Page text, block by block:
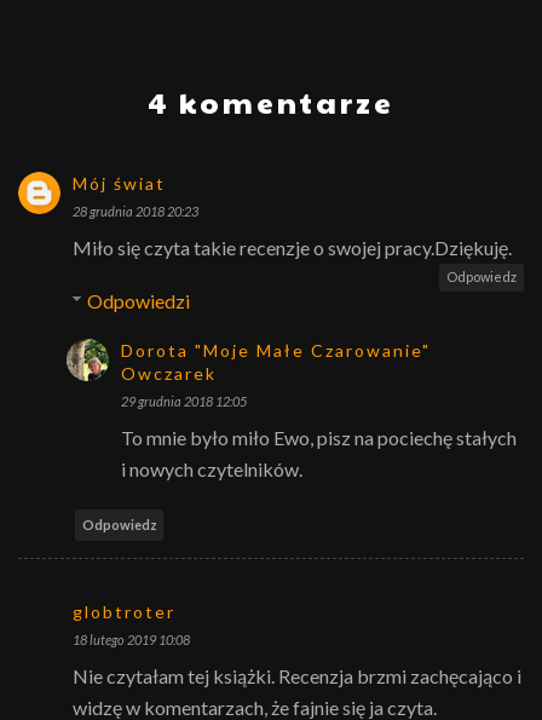
4 komentarze
Mój świat
28 grudnia 2018 20:23
Miło się czyta takie recenzje o swojej pracy.Dziękuję.
Odpowiedz
Odpowiedzi
Dorota "Moje Małe Czarowanie"
Owczarek
29 grudnia 2018 12:05
To mnie było miło Ewo, pisz na pociechę stałych
i nowych czytelników.
Odpowiedz
globtroter
18 lutego 2019 10:08
Nie czytałam tej książki. Recenzja brzmi zachęcająco i
widzę w komentarzach, że fajnie się ja czyta.